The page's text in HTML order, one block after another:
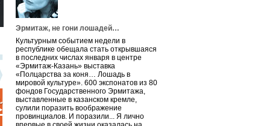
Эрмитаж, не гони лошадей…
Культурным событием недели в
республике обещала стать открывшаяся
в последних числах января в центре
«Эрмитаж-Казань» выставка
«Полцарства за коня… Лошадь в
мировой культуре». 600 экспонатов из 80
фондов Государственного Эрмитажа,
выставленные в казанском кремле,
сулили поразить воображение
провинциалов. И поразили... Я лично